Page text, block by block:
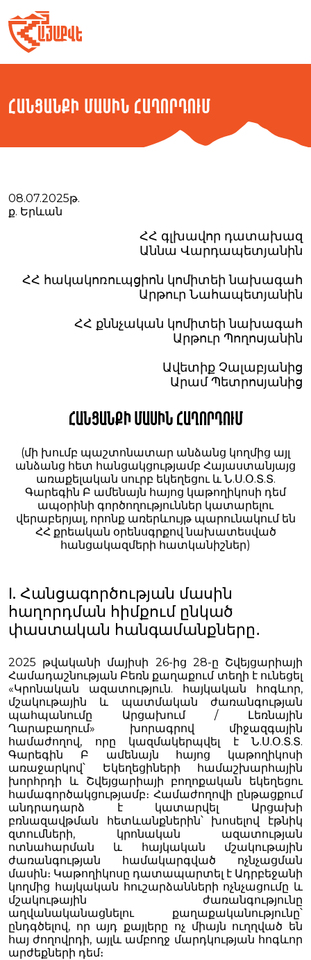
to
content
Հանցանքի մասին հաղորդում
08.07.2025թ.
ք. Երևան
ՀՀ գլխավոր դատախազ
Աննա Վարդապետյանին
ՀՀ հակակոռուպցիոն կոմիտեի նախագահ
Արթուր Նահապետյանին
ՀՀ քննչական կոմիտեի նախագահ
Արթուր Պողոսյանին
Ավետիք Չալաբյանից
Արամ Պետրոսյանից
ՀԱՆՑԱՆՔԻ ՄԱՍԻՆ ՀԱՂՈՐԴՈՒՄ
(մի խումբ պաշտոնատար անձանց կողմից այլ
անձանց հետ հանցակցությամբ Հայաստանյայց
առաքելական սուրբ եկեղեցու և Ն.Ս.Օ.Տ.Տ.
Գարեգին Բ ամենայն հայոց կաթողիկոսի դեմ
ապօրինի գործողություններ կատարելու
վերաբերյալ, որոնք առերևույթ պարունակում են
ՀՀ քրեական օրենսգրքով նախատեսված
հանցակազմերի հատկանիշներ)
I. Հանցագործության մասին
հաղորդման հիմքում ընկած
փաստական հանգամանքները․
2025 թվականի մայիսի 26-ից 28-ը Շվեյցարիայի
Համադաշնության Բեռն քաղաքում տեղի է ունեցել
«Կրոնական ազատություն. հայկական հոգևոր,
մշակութային և պատմական ժառանգության
պահպանումը Արցախում / Լեռնային
Ղարաբաղում» խորագրով միջազգային
համաժողով, որը կազմակերպվել է Ն.Ս.Օ.Տ.Տ.
Գարեգին Բ ամենայն հայոց կաթողիկոսի
առաջարկով՝ Եկեղեցիների համաշխարհային
խորհրդի և Շվեյցարիայի բողոքական եկեղեցու
համագործակցությամբ։ Համաժողովի ընթացքում
անդրադարձ է կատարվել Արցախի
բռնազավթման հետևանքներին՝ խոսելով էթնիկ
զտումների, կրոնական ազատության
ոտնահարման և հայկական մշակութային
ժառանգության համակարգված ոչնչացման
մասին։ Կաթողիկոսը դատապարտել է Ադրբեջանի
կողմից հայկական հուշարձանների ոչնչացումը և
մշակութային ժառանգությունը
աղվանականացնելու քաղաքականությունը՝
ընդգծելով, որ այդ քայլերը ոչ միայն ուղղված են
հայ ժողովրդի, այլև ամբողջ մարդկության հոգևոր
արժեքների դեմ։